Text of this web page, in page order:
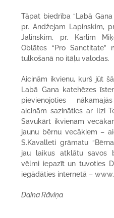
Tāpat biedrība “Labā
pr. Andžejam Lapinskim,
Jalinskim, pr. Kārlim
Oblātes “Pro Sanctitate”
tulkošanā no itāļu valodas.
Aicinām ikvienu, kurš jūt
Labā Gana katehēzes
pievienojoties
aicinām sazināties ar Ilzi
Savukārt ikvienam
jaunu bērnu vecākiem –
S.Kavalleti grāmatu
jau laikus atklātu savos
vēlmi iepazīt un tuvoties
iegādāties internetā –
Daina Rāviņa